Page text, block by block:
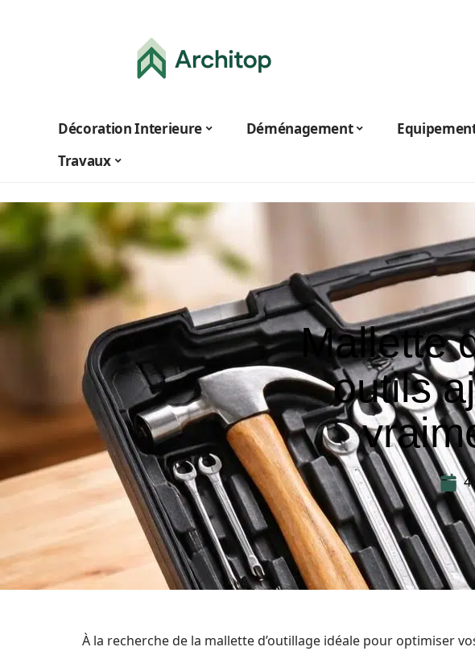
Décoration Interieure Déménagement
Travaux
Mallette
outils
4
À la recherche de la mallette d’outillage idéale pour optimiser